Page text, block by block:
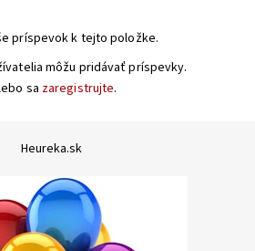
príspevok k tejto položke.
môžu pridávať príspevky.
sa zaregistrujte.
Heureka.sk